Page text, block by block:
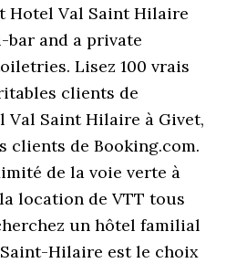
Hotel Val Saint Hilaire
bar and a private
Lisez 100 vrais
clients de
Val Saint Hilaire à Givet,
clients de Booking.com.
de la voie verte à
location de VTT tous
un hôtel familial
Hilaire est le choix